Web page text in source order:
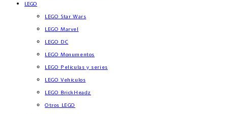
LEGO
LEGO Star Wars
LEGO Marvel
LEGO DC
LEGO Monumentos
LEGO Películas y series
LEGO Vehículos
LEGO BrickHeadz
Otros LEGO